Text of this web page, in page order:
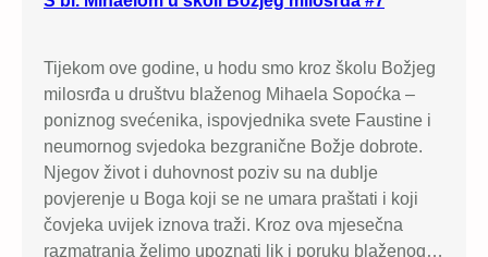
Tijekom ove godine, u hodu smo kroz školu Božjeg
milosrđa u društvu blaženog Mihaela Sopoćka –
poniznog svećenika, ispovjednika svete Faustine i
neumornog svjedoka bezgranične Božje dobrote.
Njegov život i duhovnost poziv su na dublje
povjerenje u Boga koji se ne umara praštati i koji
čovjeka uvijek iznova traži. Kroz ova mjesečna
razmatranja želimo upoznati lik i poruku blaženog…